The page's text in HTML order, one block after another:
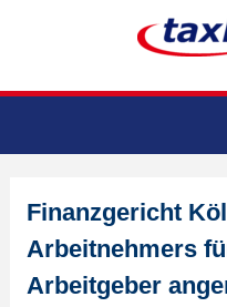
Finanzgericht
Arbeitnehmers
Arbeitgeber